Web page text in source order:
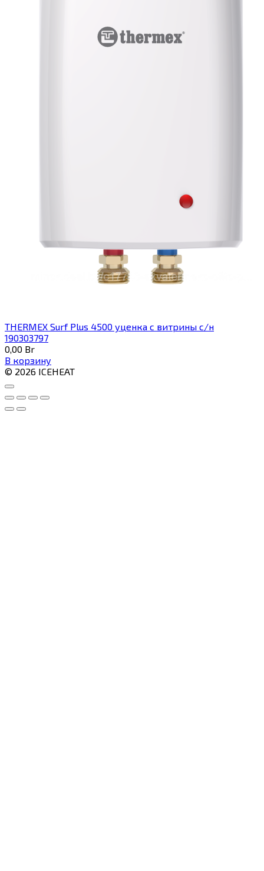
THERMEX Surf Plus 4500 уценка с витрины с/н
190303797
0,00 Br
В корзину
© 2026 ICEHEAT